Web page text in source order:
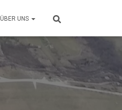
ÜBER UNS